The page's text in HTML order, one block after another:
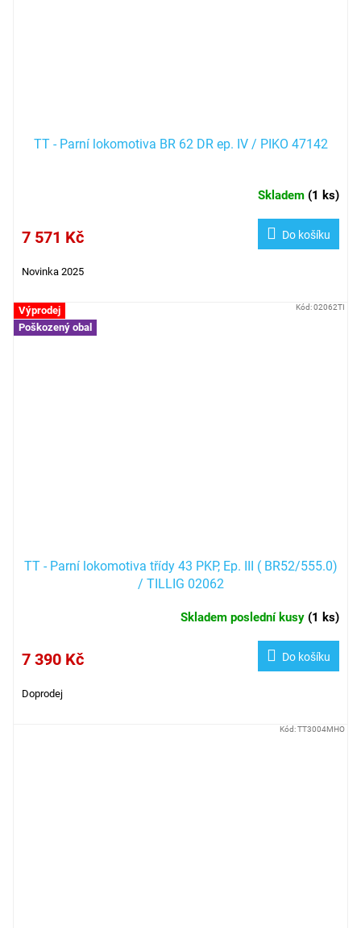
TT - Parní lokomotiva BR 62 DR ep. IV / PIKO 47142
Skladem (1 ks)
7 571 Kč Do košíku
Novinka 2025
Výprodej
Poškozený obal
TT - Parní lokomotiva třídy 43 PKP, Ep. III ( BR52/555.0)
/ TILLIG 02062
Skladem poslední kusy (1 ks)
7 390 Kč Do košíku
Doprodej
Kód:02062TI
Kód:TT3004MHO